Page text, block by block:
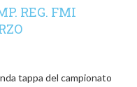
REG. FMI
tappa del campionato